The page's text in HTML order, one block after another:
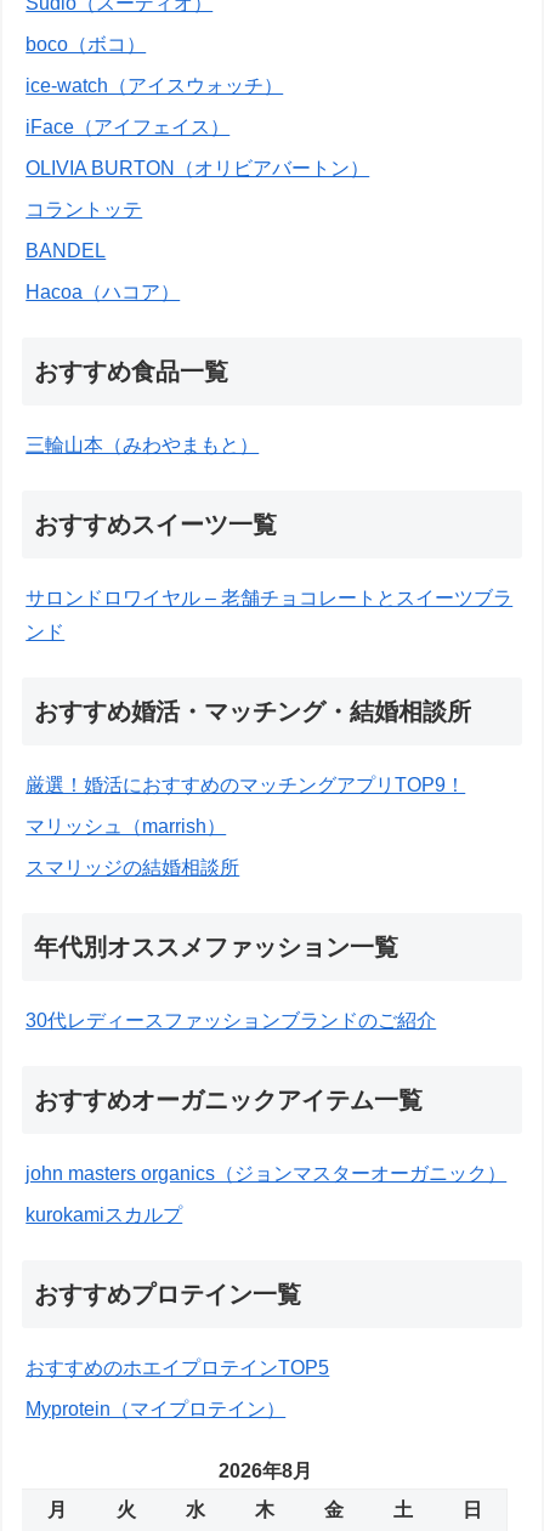
boco（ボコ）
ice-watch（アイスウォッチ）
iFace（アイフェイス）
OLIVIA BURTON（オリビアバートン）
コラントッテ
BANDEL
Hacoa（ハコア）
おすすめ食品一覧
三輪山本（みわやまもと）
おすすめスイーツ一覧
サロンドロワイヤル – 老舗チョコレートとスイーツブラ
ンド
おすすめ婚活・マッチング・結婚相談所
厳選！婚活におすすめのマッチングアプリTOP9！
マリッシュ（marrish）
スマリッジの結婚相談所
年代別オススメファッション一覧
30代レディースファッションブランドのご紹介
おすすめオーガニックアイテム一覧
john masters organics（ジョンマスターオーガニック）
kurokamiスカルプ
おすすめプロテイン一覧
おすすめのホエイプロテインTOP5
Myprotein（マイプロテイン）
2026年8月
月
火 水 木 金 土 日